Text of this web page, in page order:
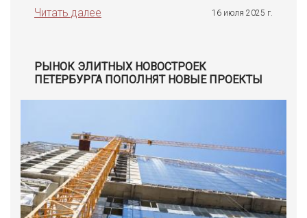
Читать далее
16 июля 2025 г.
РЫНОК ЭЛИТНЫХ НОВОСТРОЕК
ПЕТЕРБУРГА ПОПОЛНЯТ НОВЫЕ ПРОЕКТЫ